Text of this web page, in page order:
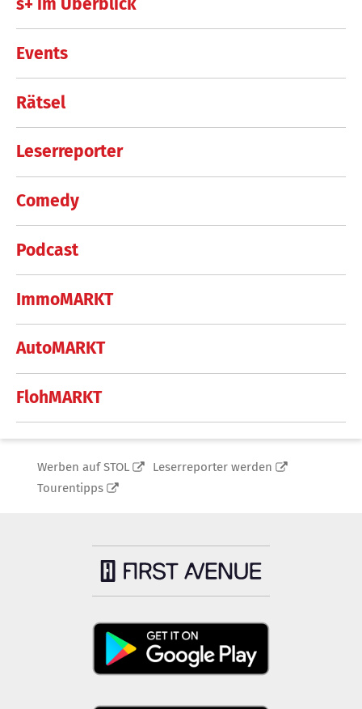
Events
Rätsel
Leserreporter
Comedy
Podcast
ImmoMARKT
AutoMARKT
FlohMARKT
Werben auf STOL
Leserreporter werden
Tourentipps